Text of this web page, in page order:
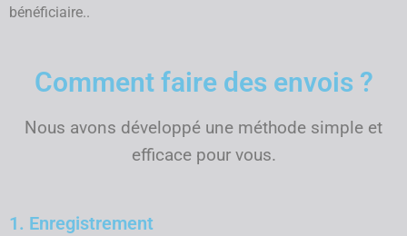
bénéficiaire..
Comment faire des envois ?
Nous avons développé une méthode simple et
efficace pour vous.
1. Enregistrement